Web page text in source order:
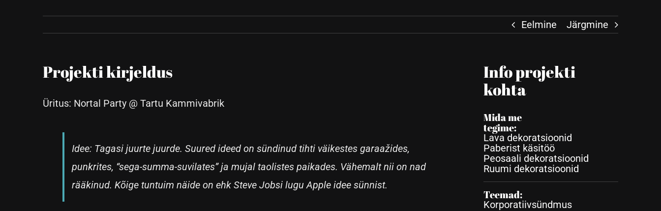
Eelmine Järgmine
Projekti kirjeldus
Üritus: Nortal Party @ Tartu Kammivabrik
Idee: Tagasi juurte juurde. Suured ideed on sündinud tihti väikestes garaažides,
punkrites, “sega-summa-suvilates” ja mujal taolistes paikades. Vähemalt nii on nad
rääkinud. Kõige tuntuim näide on ehk Steve Jobsi lugu Apple idee sünnist.
Info projekti
kohta
Mida me
tegime:
Lava dekoratsioonid
Paberist käsitöö
Peosaali dekoratsioonid
Ruumi dekoratsioonid
Teemad:
Korporatiivsündmus